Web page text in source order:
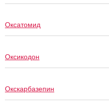
Оксатомид
Оксикодон
Окскарбазепин